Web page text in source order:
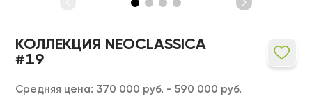
КОЛЛЕКЦИЯ NEOCLASSICA
#19
Средняя цена: 370 000 руб. - 590 000 руб.